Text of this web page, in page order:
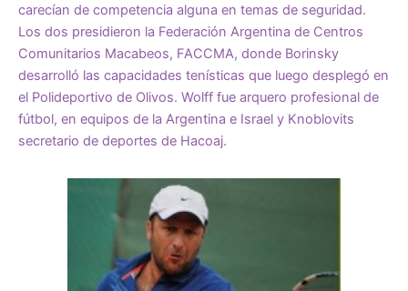
carecían de competencia alguna en temas de seguridad.
Los dos presidieron la Federación Argentina de Centros
Comunitarios Macabeos, FACCMA, donde Borinsky
desarrolló las capacidades tenísticas que luego desplegó en
el Polideportivo de Olivos. Wolff fue arquero profesional de
fútbol, en equipos de la Argentina e Israel y Knoblovits
secretario de deportes de Hacoaj.